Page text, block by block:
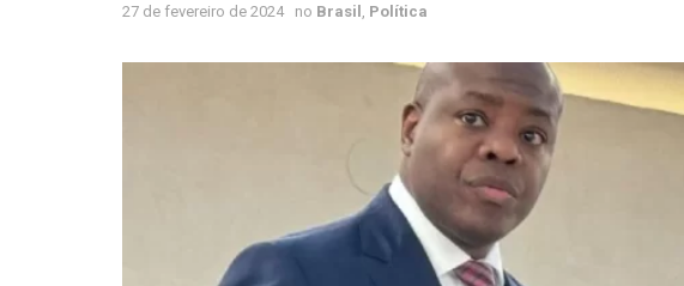
27 de fevereiro de 2024 no Brasil Política